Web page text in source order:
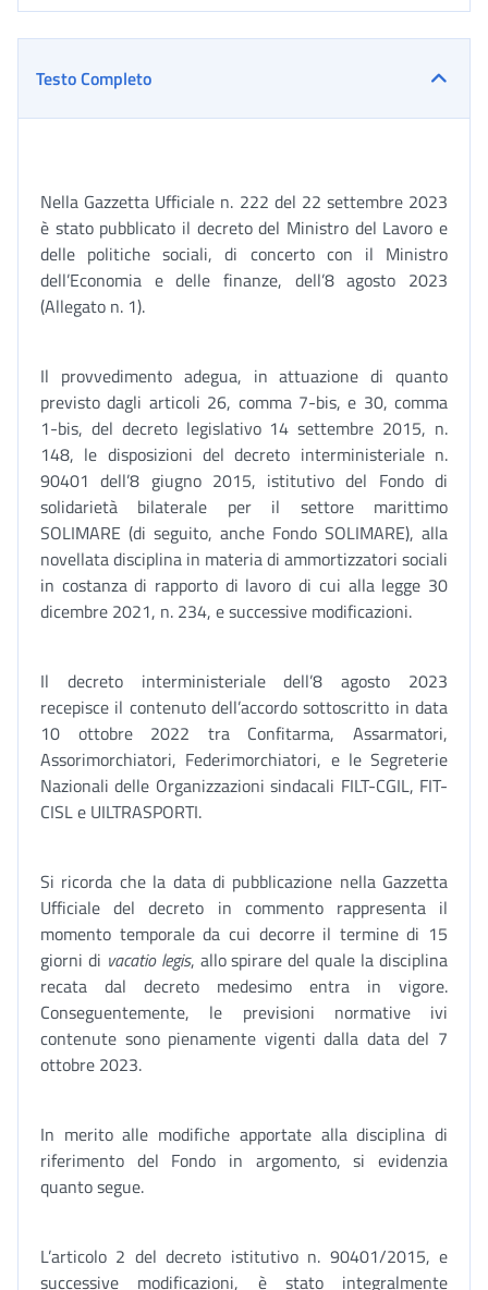
Testo Completo
Nella Gazzetta Ufficiale n. 222 del 22 settembre 2023
è stato pubblicato il decreto del Ministro del Lavoro e
delle politiche sociali, di concerto con il Ministro
dell’Economia e delle finanze, dell’8 agosto 2023
(Allegato n. 1).
Il provvedimento adegua, in attuazione di quanto
previsto dagli articoli 26, comma 7-bis, e 30, comma
1-bis, del decreto legislativo 14 settembre 2015, n.
148, le disposizioni del decreto interministeriale n.
90401 dell’8 giugno 2015, istitutivo del Fondo di
solidarietà bilaterale per il settore marittimo
SOLIMARE (di seguito, anche Fondo SOLIMARE), alla
novellata disciplina in materia di ammortizzatori sociali
in costanza di rapporto di lavoro di cui alla legge 30
dicembre 2021, n. 234, e successive modificazioni.
Il decreto interministeriale dell’8 agosto 2023
recepisce il contenuto dell’accordo sottoscritto in data
10 ottobre 2022 tra Confitarma, Assarmatori,
Assorimorchiatori, Federimorchiatori, e le Segreterie
Nazionali delle Organizzazioni sindacali FILT-CGIL, FIT-
CISL e UILTRASPORTI.
Si ricorda che la data di pubblicazione nella Gazzetta
Ufficiale del decreto in commento rappresenta il
momento temporale da cui decorre il termine di 15
giorni di vacatio legis, allo spirare del quale la disciplina
recata dal decreto medesimo entra in vigore.
Conseguentemente, le previsioni normative ivi
contenute sono pienamente vigenti dalla data del 7
ottobre 2023.
In merito alle modifiche apportate alla disciplina di
riferimento del Fondo in argomento, si evidenzia
quanto segue.
L’articolo 2 del decreto istitutivo n. 90401/2015, e
successive modificazioni, è stato integralmente